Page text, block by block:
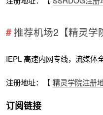
推荐机场2【精灵学
IEPL 高速内网专线，流媒体
注册地址：【 精灵学院注册
订阅链接